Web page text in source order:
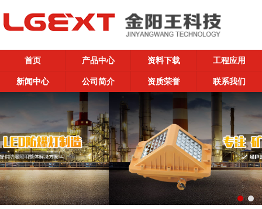
首页 产品中心 资料下载 工程应用
新闻中心 公司简介 资质荣誉 联系我们